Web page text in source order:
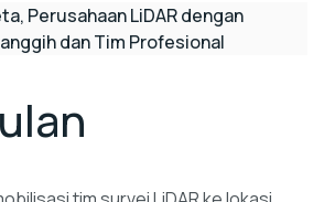
Perusahaan LiDAR dengan
dan Tim Profesional